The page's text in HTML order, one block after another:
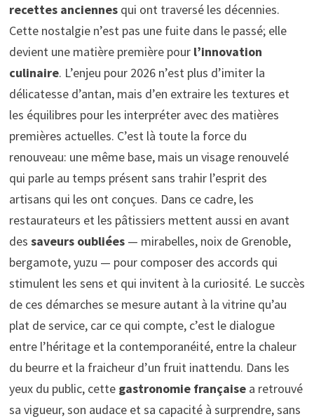
recettes anciennesqui ont traversé les décennies.
Cette nostalgie n’est pas une fuite dans le passé; elle
devient une matière première pour l’innovation
culinaire. L’enjeu pour 2026 n’est plus d’imiter la
délicatesse d’antan, mais d’en extraire les textures et
les équilibres pour les interpréter avec des matières
premières actuelles. C’est là toute la force du
renouveau: une même base, mais un visage renouvelé
qui parle au temps présent sans trahir l’esprit des
artisans qui les ont conçues. Dans ce cadre, les
restaurateurs et les pâtissiers mettent aussi en avant
des saveurs oubliées— mirabelles, noix de Grenoble,
bergamote, yuzu — pour composer des accords qui
stimulent les sens et qui invitent à la curiosité. Le succès
de ces démarches se mesure autant à la vitrine qu’au
plat de service, car ce qui compte, c’est le dialogue
entre l’héritage et la contemporanéité, entre la chaleur
du beurre et la fraicheur d’un fruit inattendu. Dans les
yeux du public, cette gastronomie françaisea retrouvé
sa vigueur, son audace et sa capacité à surprendre, sans